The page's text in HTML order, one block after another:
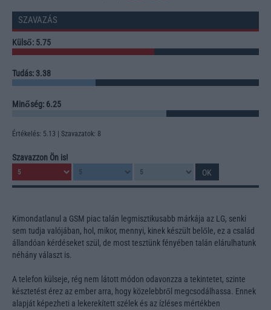
SZAVAZÁS
Külső: 5.75
Tudás: 3.38
Minőség: 6.25
Értékelés: 5.13 | Szavazatok: 8
Szavazzon Ön is!
Kimondatlanul a GSM piac talán legmisztikusabb márkája az LG, senki
sem tudja valójában, hol, mikor, mennyi, kinek készült belőle, ez a család
állandóan kérdéseket szül, de most tesztünk fényében talán elárulhatunk
néhány választ is.
A telefon külseje, rég nem látott módon odavonzza a tekintetet, szinte
késztetést érez az ember arra, hogy közelebbről megcsodálhassa. Ennek
alapját képezheti a lekerekített szélek és az ízléses mértékben